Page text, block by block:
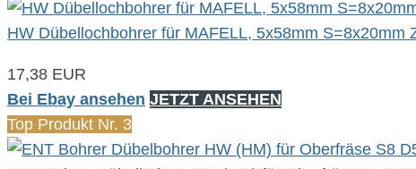
HW Dübellochbohrer für MAFELL, 5x58mm S=8x20mm
17,38 EUR
Bei Ebay ansehen JETZT ANSEHEN
Top Produkt Nr. 3